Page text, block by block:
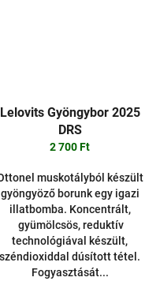
Lelovits Gyöngybor 2025
DRS
2 700 Ft
muskotályból készült
gyöngyöző borunk egy igazi
illatbomba. Koncentrált,
gyümölcsös, reduktív
technológiával készült,
széndioxiddal dúsított tétel.
Fogyasztását...